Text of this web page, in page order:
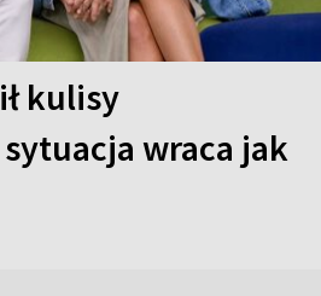
kulisy
wraca jak